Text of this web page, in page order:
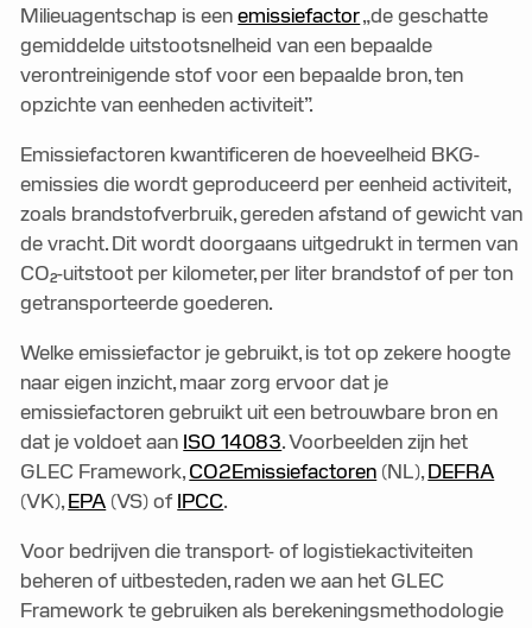
Milieuagentschap is eenemissiefactor„de geschatte
gemiddelde uitstootsnelheid van een bepaalde
verontreinigende stof voor een bepaalde bron, ten
opzichte van eenheden activiteit”.
Emissiefactoren kwantificeren de hoeveelheid BKG-
emissies die wordt geproduceerd per eenheid activiteit,
zoals brandstofverbruik, gereden afstand of gewicht van
de vracht. Dit wordt doorgaans uitgedrukt in termen van
CO₂-uitstoot per kilometer, per liter brandstof of per ton
getransporteerde goederen.
Welke emissiefactor je gebruikt, is tot op zekere hoogte
naar eigen inzicht, maar zorg ervoor dat je
emissiefactoren gebruikt uit een betrouwbare bron en
dat je voldoet aan ISO 14083. Voorbeelden zijn het
GLEC Framework,CO2Emissiefactoren (NL),DEFRA
(VK),EPA (VS) ofIPCC.
Voor bedrijven die transport- of logistiekactiviteiten
beheren of uitbesteden, raden we aan het GLEC
Framework te gebruiken als berekeningsmethodologie